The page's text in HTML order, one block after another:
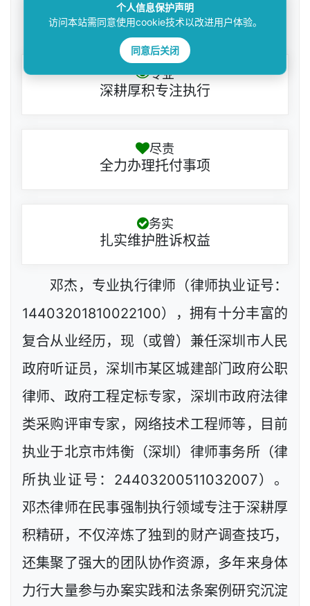
邓杰律师
专业
深耕厚积专注执行
尽责
全力办理托付事项
务实
扎实维护胜诉权益
邓杰，专业执行律师（律师执业证号：
14403201810022100），拥有十分丰富的
复合从业经历，现（或曾）兼任深圳市人民
政府听证员，深圳市某区城建部门政府公职
律师、政府工程定标专家，深圳市政府法律
类采购评审专家，网络技术工程师等，目前
执业于北京市炜衡（深圳）律师事务所（律
所执业证号：24403200511032007）。
邓杰律师在民事强制执行领域专注于深耕厚
积精研，不仅淬炼了独到的财产调查技巧，
还集聚了强大的团队协作资源，多年来身体
力行大量参与办案实践和法条案例研究沉淀
个人信息保护声明
访问本站需同意使用cookie技术以改进用户体验。
同意后关闭